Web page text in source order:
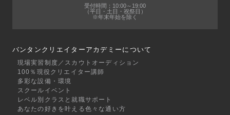
受付時間：10:00～19:00
（平日・土日・祝祭日）
※年末年始を除く
バンタンクリエイターアカデミーについて
現場実習制度／スカウトオーディション
100％現役クリエイター講師
多彩な設備・環境
スクールイベント
レベル別クラスと就職サポート
あなたの好きを叶える⾊々な通い⽅